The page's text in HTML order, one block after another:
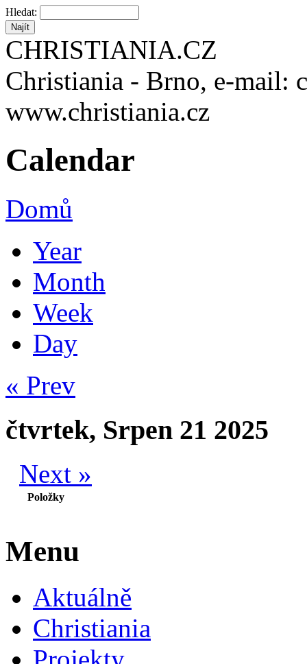
Hledat:
CHRISTIANIA.CZ
Christiania - Brno, e-mail:
www.christiania.cz
Calendar
Domů
Year
Month
Week
Day
« Prev
čtvrtek, Srpen 21 2025
Next »
Položky
Menu
Aktuálně
Christiania